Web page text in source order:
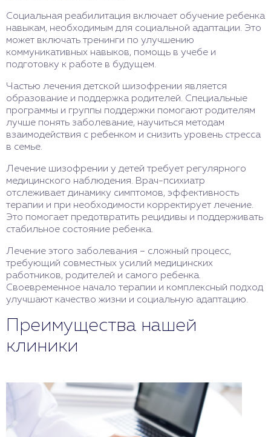
Социальная реабилитация включает обучение ребенка
навыкам, необходимым для социальной адаптации. Это
может включать тренинги по улучшению
коммуникативных навыков, помощь в учебе и
подготовку к работе в будущем.
Частью лечения детской шизофрении является
образование и поддержка родителей. Специальные
программы и группы поддержки помогают родителям
лучше понять заболевание, научиться методам
взаимодействия с ребенком и снизить уровень стресса
в семье.
Лечение шизофрении у детей требует регулярного
медицинского наблюдения. Врач-психиатр
отслеживает динамику симптомов, эффективность
терапии и при необходимости корректирует лечение.
Это помогает предотвратить рецидивы и поддерживать
стабильное состояние ребенка.
Лечение этого заболевания – сложный процесс,
требующий совместных усилий медицинских
работников, родителей и самого ребенка.
Своевременное начало терапии и комплексный подход
улучшают качество жизни и социальную адаптацию.
Преимущества нашей
клиники